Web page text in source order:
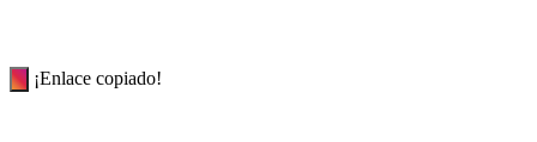
¡Enlace copiado!